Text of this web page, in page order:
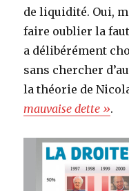
de liquidité. Oui,
faire oublier la
a délibérément
sans chercher
la théorie de
mauvaise dette ».